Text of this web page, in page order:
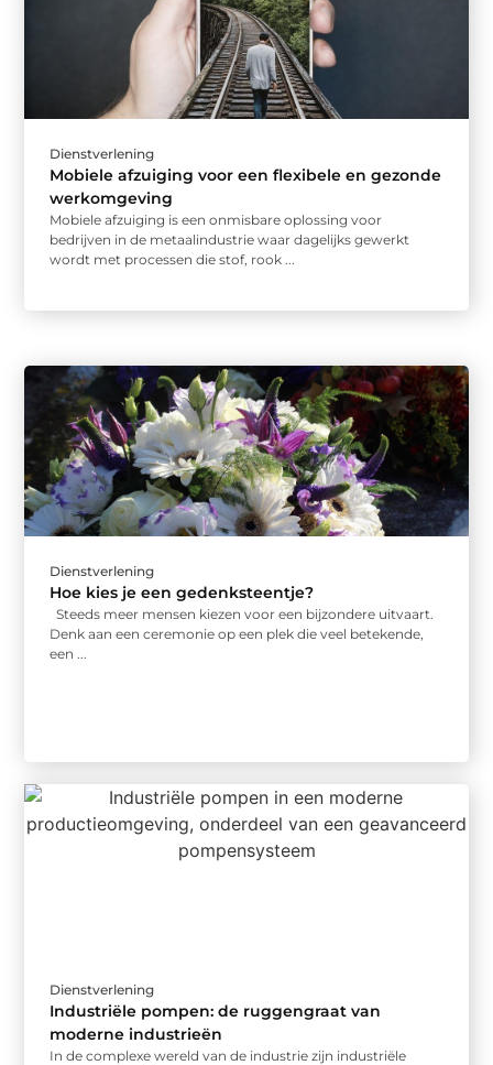
Dienstverlening
Mobiele afzuiging voor een flexibele en gezonde
werkomgeving
Mobiele afzuiging is een onmisbare oplossing voor
bedrijven in de metaalindustrie waar dagelijks gewerkt
wordt met processen die stof, rook ...
Dienstverlening
Hoe kies je een gedenksteentje?
Steeds meer mensen kiezen voor een bijzondere uitvaart.
Denk aan een ceremonie op een plek die veel betekende,
een ...
Dienstverlening
Industriële pompen: de ruggengraat van
moderne industrieën
In de complexe wereld van de industrie zijn industriële